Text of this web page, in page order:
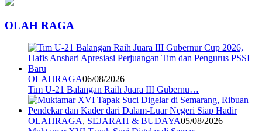
OLAH RAGA
OLAHRAGA06/08/2026
Tim U-21 Balangan Raih Juara III Gubernu…
OLAHRAGA, SEJARAH & BUDAYA05/08/2026